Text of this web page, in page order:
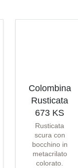
Colombina
Rusticata
673 KS
Rusticata
scura con
bocchino in
metacrilato
colorato.